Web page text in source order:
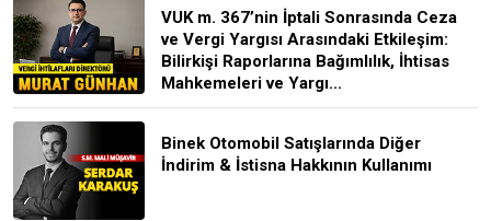
VUK m. 367’nin İptali Sonrasında Ceza
ve Vergi Yargısı Arasındaki Etkileşim:
Bilirkişi Raporlarına Bağımlılık, İhtisas
Mahkemeleri ve Yargı...
Binek Otomobil Satışlarında Diğer
İndirim & İstisna Hakkının Kullanımı